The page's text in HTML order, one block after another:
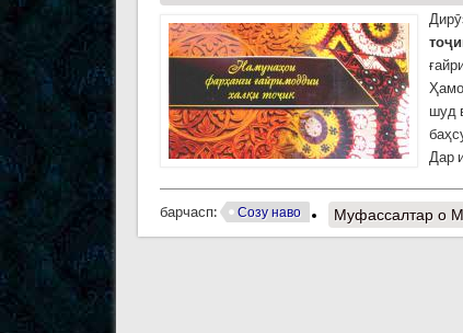
шуд
Дар
барчасп: Созу наво Муфассалтар о